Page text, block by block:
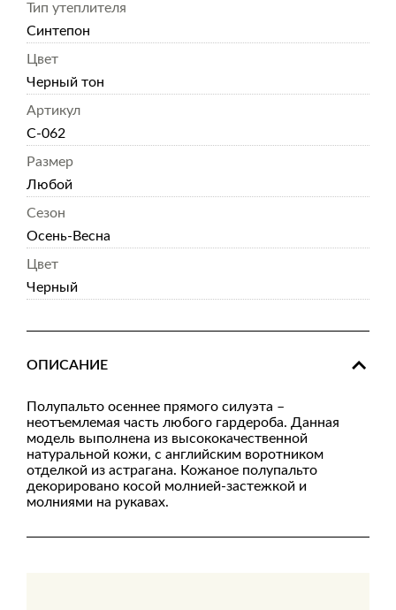
Тип утеплителя
Синтепон
Цвет
Черный тон
Артикул
С-062
Размер
Любой
Сезон
Осень-Весна
Цвет
Черный
ОПИСАНИЕ
Полупальто осеннее прямого силуэта –
неотъемлемая часть любого гардероба. Данная
модель выполнена из высококачественной
натуральной кожи, с английским воротником
отделкой из астрагана. Кожаное полупальто
декорировано косой молнией-застежкой и
молниями на рукавах.